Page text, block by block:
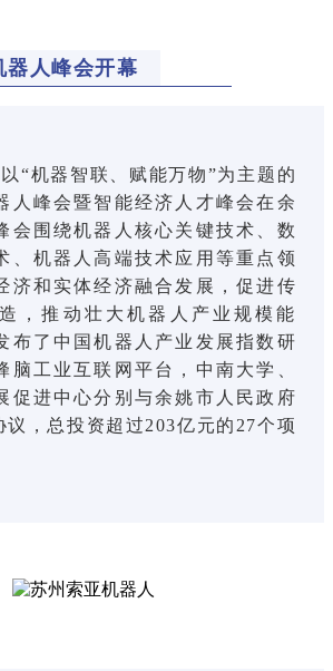
器人峰会开幕
“机器智联、赋能万物”为主题的
人峰会暨智能经济人才峰会在余
会围绕机器人核心关键技术、数
、机器人高端技术应用等重点领
济和实体经济融合发展，促进传
，推动壮大机器人产业规模能
布了中国机器人产业发展指数研
脑工业互联网平台，中南大学、
促进中心分别与余姚市人民政府
议，总投资超过203亿元的27个项